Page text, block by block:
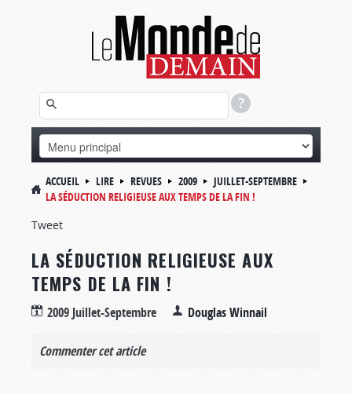
ACCUEIL LIRE REVUES 2009
JUILLET-SEPTEMBRE
LA SÉDUCTION RELIGIEUSE AUX TEMPS DE LA FIN !
Tweet
LA SÉDUCTION RELIGIEUSE AUX
TEMPS DE LA FIN !
2009 Juillet-Septembre Douglas Winnail
Commenter cet article